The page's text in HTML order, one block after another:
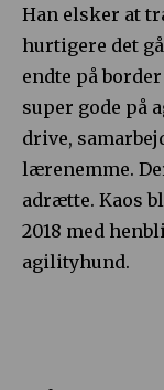
Han elsker at
hurtigere det
endte på
super gode på
drive,
lærenemme.
adrætte. Kaos
2018 med
agilityhund.